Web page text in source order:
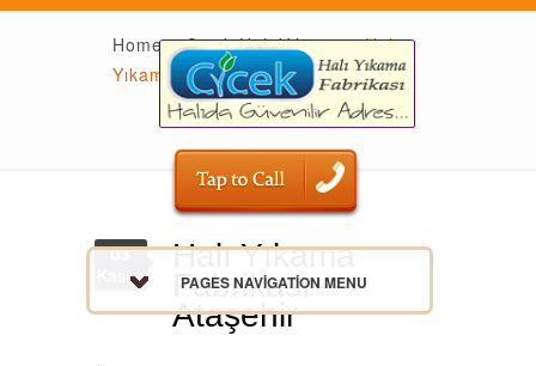
PAGES NAVIGATION MENU
Home»Çiçek Halı Yıkama»Halı
Yıkama Fabrikası – Ataşehir
Halı Yıkama
Fabrikası –
Ataşehir
03
Kasım